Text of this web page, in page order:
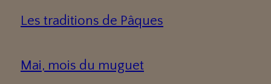
Les traditions de Pâques
Mai, mois du muguet